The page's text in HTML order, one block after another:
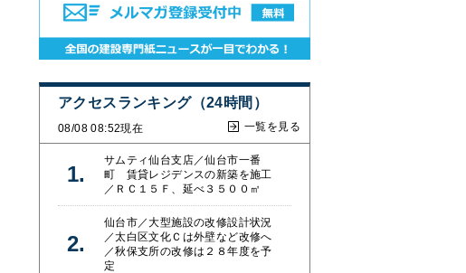
アクセスランキング（24時間）
08/08 08:52現在 一覧を見る
サムティ仙台支店／仙台市一番
町 賃貸レジデンスの新築を施工
／ＲＣ１５Ｆ、延べ３５００㎡
仙台市／大型施設の改修設計状況
／太白区文化Ｃは外壁など改修へ
／秋保支所の改修は２８年度を予
定